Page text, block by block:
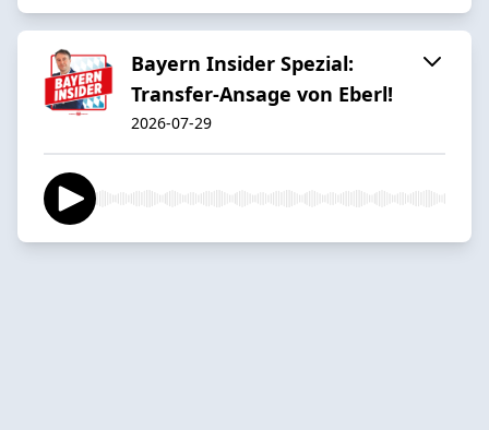
Bayern Insider Spezial:
Transfer-Ansage von Eberl!
2026-07-29